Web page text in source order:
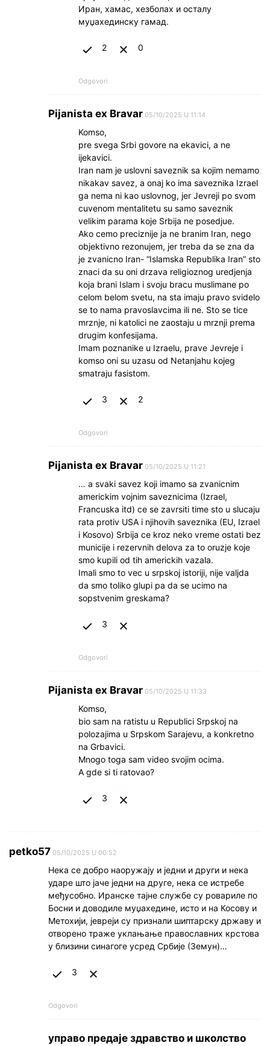
Иран, хамас, хезболах и осталу
муџахединску гамад.
2 0
Odgovori
Pijanista ex Bravar 05/10/2025 U 11:14
Komso,
pre svega Srbi govore na ekavici, a ne
ijekavici.
Iran nam je uslovni saveznik sa kojim nemamo
nikakav savez, a onaj ko ima saveznika Izrael
ga nema ni kao uslovnog, jer Jevreji po svom
cuvenom mentalitetu su samo saveznik
velikim parama koje Srbija ne posedjue.
Ako cemo preciznije ja ne branim Iran, nego
objektivno rezonujem, jer treba da se zna da
je zvanicno Iran- “Islamska Republika Iran” sto
znaci da su oni drzava religioznog uredjenja
koja brani Islam i svoju bracu muslimane po
celom belom svetu, na sta imaju pravo svidelo
se to nama pravoslavcima ili ne. Sto se tice
mrznje, ni katolici ne zaostaju u mrznji prema
drugim konfesijama.
Imam poznanike u Izraelu, prave Jevreje i
komso oni su uzasu od Netanjahu kojeg
smatraju fasistom.
3 2
Odgovori
Pijanista ex Bravar 05/10/2025 U 11:21
… a svaki savez koji imamo sa zvanicnim
americkim vojnim saveznicima (Izrael,
Francuska itd) ce se zavrsiti time sto u slucaju
rata protiv USA i njihovih saveznika (EU, Izrael
i Kosovo) Srbija ce kroz neko vreme ostati bez
municije i rezervnih delova za to oruzje koje
smo kupili od tih americkih vazala.
Imali smo to vec u srpskoj istoriji, nije valjda
da smo toliko glupi pa da se ucimo na
sopstvenim greskama?
3
Odgovori
Pijanista ex Bravar 05/10/2025 U 11:33
Komso,
bio sam na ratistu u Republici Srpskoj na
polozajima u Srpskom Sarajevu, a konkretno
na Grbavici.
Mnogo toga sam video svojim ocima.
A gde si ti ratovao?
3
petko57 05/10/2025 U 00:52
Нека се добро наоружају и једни и други и нека
ударе што јаче једни на друге, нека се истребе
међусобно. Иранске тајне службе су ровариле по
Босни и доводиле муџахедине, исто и на Косову и
Метохији, јевреји су признали шиптарску државу и
отворено траже уклањање православних крстова
у близини синагоге усред Србије (Земун)…
3
Odgovori
управо предаје здравство и школство